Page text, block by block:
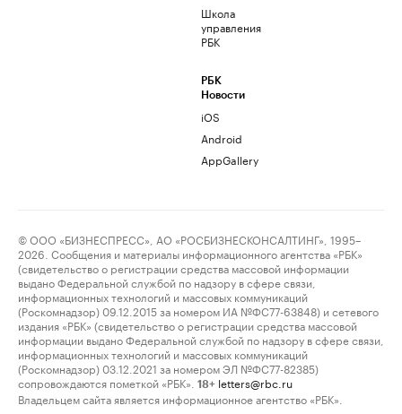
Школа
управления
РБК
РБК
Новости
iOS
Android
AppGallery
© ООО «БИЗНЕСПРЕСС», АО «РОСБИЗНЕСКОНСАЛТИНГ», 1995–
2026. Сообщения и материалы информационного агентства «РБК»
(свидетельство о регистрации средства массовой информации
выдано Федеральной службой по надзору в сфере связи,
информационных технологий и массовых коммуникаций
(Роскомнадзор) 09.12.2015 за номером ИА №ФС77-63848) и сетевого
издания «РБК» (свидетельство о регистрации средства массовой
информации выдано Федеральной службой по надзору в сфере связи,
информационных технологий и массовых коммуникаций
(Роскомнадзор) 03.12.2021 за номером ЭЛ №ФС77-82385)
сопровождаются пометкой «РБК».
18+ letters@rbc.ru
Владельцем сайта является информационное агентство «РБК».